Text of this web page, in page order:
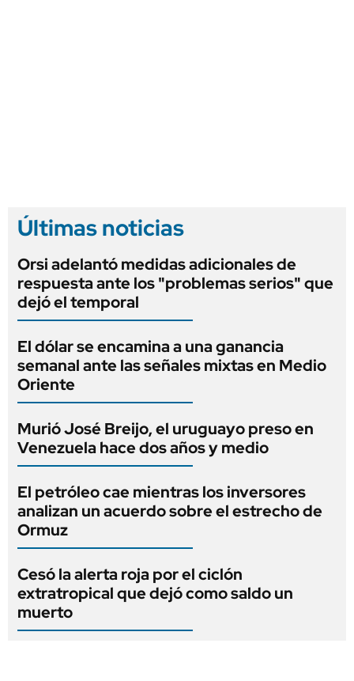
Últimas noticias
Orsi adelantó medidas adicionales de
respuesta ante los "problemas serios" que
dejó el temporal
El dólar se encamina a una ganancia
semanal ante las señales mixtas en Medio
Oriente
Murió José Breijo, el uruguayo preso en
Venezuela hace dos años y medio
El petróleo cae mientras los inversores
analizan un acuerdo sobre el estrecho de
Ormuz
Cesó la alerta roja por el ciclón
extratropical que dejó como saldo un
muerto